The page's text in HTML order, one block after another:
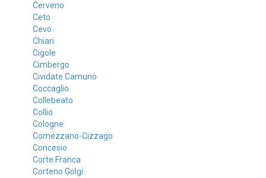
Cerveno
Ceto
Cevo
Chiari
Cigole
Cimbergo
Cividate Camuno
Coccaglio
Collebeato
Collio
Cologne
Comezzano-Cizzago
Concesio
Corte Franca
Corteno Golgi